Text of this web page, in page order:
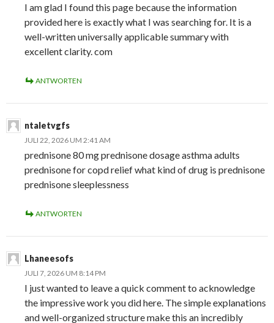
I am glad I found this page because the information
provided here is exactly what I was searching for. It is a
well-written universally applicable summary with
excellent clarity. com
ANTWORTEN
ntaletvgfs
JULI 22, 2026 UM 2:41 AM
prednisone 80 mg prednisone dosage asthma adults
prednisone for copd relief what kind of drug is prednisone
prednisone sleeplessness
ANTWORTEN
Lhaneesofs
JULI 7, 2026 UM 8:14 PM
I just wanted to leave a quick comment to acknowledge
the impressive work you did here. The simple explanations
and well-organized structure make this an incredibly